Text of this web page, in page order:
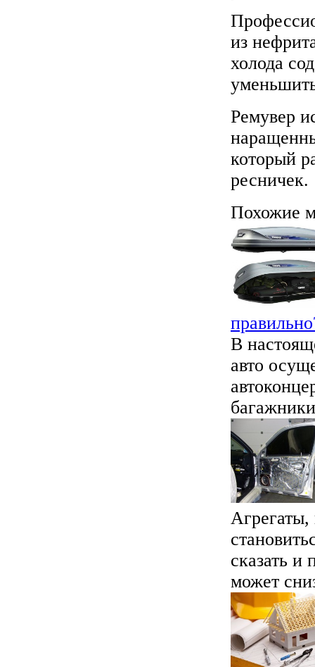
из
холода
Ремувер
который
ресничек.
Похожие
В
авто
Агрегаты,
сказать и
может